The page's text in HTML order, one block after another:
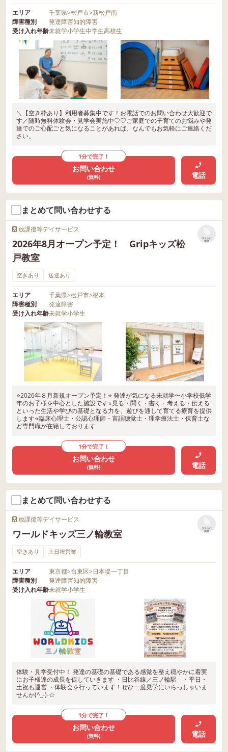
エリア 千葉県>松戸市>新松戸南
障害種別
発達障害知的障害
受け入れ年齢未就学小学生中学生高校生
＼【空き枠あり】利用者募集中です！お電話でのお問い合わせ大歓迎で
す／随時無料体験会・見学会実施中♡♡ご家庭での子育てのお悩みや発
達でのご心配ごと気になることがあれば、なんでもお気軽にご連絡くだ
さい。
1分で完了！
お問い合わせ
(無料) 電話
まとめて問い合わせする
放課後等デイサービス
2026年8月オープン予定！ Gripキッズ松
戸教室
リストに
保存
空きあり 送迎あり
エリア 千葉県>松戸市>根本
障害種別
発達障害
受け入れ年齢未就学小学生
⭐2026年８月新規オープン予定！⭐ 発達が気になる未就学〜小学校低学
年のお子様を中心とした施設です⭐️見る・聞く・書く・考える・伝える
といった生活や学びの基礎となる力を、遊びを通して育てる療育を提供
します⭐臨床心理士・公認心理師・言語聴覚士・理学療法士・保育士な
ど専門職が在籍しております
1分で完了！
お問い合わせ
(無料) 電話
まとめて問い合わせする
放課後等デイサービス
ワールドキッズ三ノ輪教室
リストに
保存
空きあり 土日祝営業
エリア 東京都>台東区>日本堤一丁目
障害種別
発達障害知的障害
受け入れ年齢未就学小学生
体験・見学受付中！ 発達の基礎の基礎である感覚を整え穏やかに着実
にお子様達の成長を促していきます ・日比谷線／三ノ輪駅 ・平日・
土祝も運営 ・体験会を行っています！ぜひ一度見学にいらっしゃいま
せんか(^_-)-☆
1分で完了！
お問い合わせ
(無料) 電話